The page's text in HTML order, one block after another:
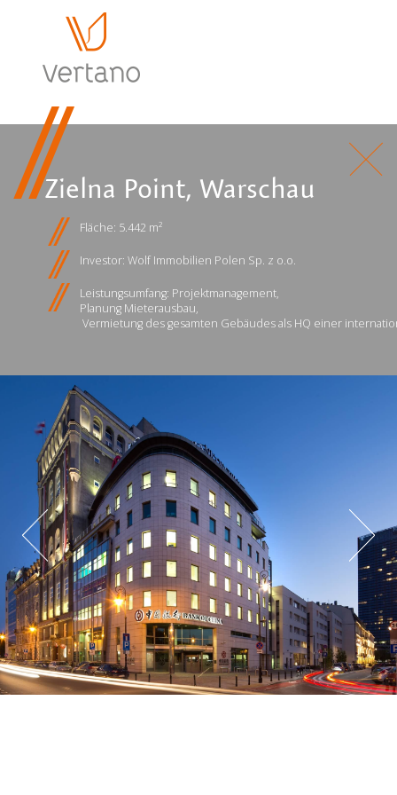
Zielna Point, Warschau
Fläche: 5.442 m²
Investor: Wolf Immobilien Polen Sp. z o.o.
Leistungsumfang: Projektmanagement,
Planung Mieterausbau,
Vermietung des gesamten Gebäudes als HQ einer